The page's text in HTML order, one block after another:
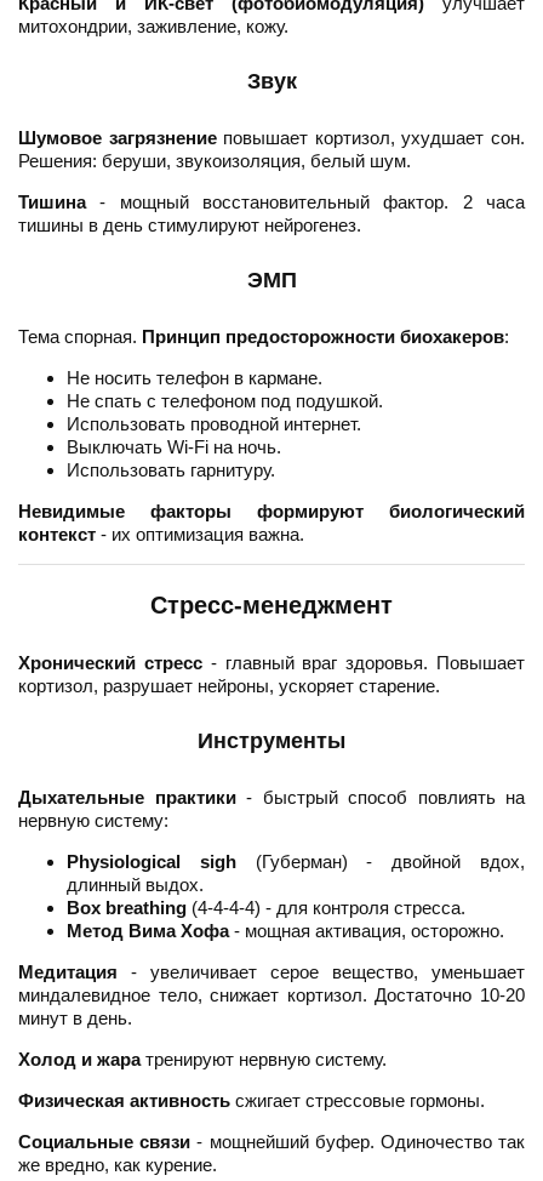
митохондрии, заживление, кожу.
Звук
Шумовое загрязнениеповышает кортизол, ухудшает сон.
Решения: беруши, звукоизоляция, белый шум.
Тишина- мощный восстановительный фактор. 2 часа
тишины в день стимулируют нейрогенез.
ЭМП
Тема спорная. Принцип предосторожности биохакеров:
Не носить телефон в кармане.
Не спать с телефоном под подушкой.
Использовать проводной интернет.
Выключать Wi-Fi на ночь.
Использовать гарнитуру.
Невидимые факторы формируют биологический
контекст - их оптимизация важна.
Стресс-менеджмент
Хронический стресс- главный враг здоровья. Повышает
кортизол, разрушает нейроны, ускоряет старение.
Инструменты
Дыхательные практики- быстрый способ повлиять на
нервную систему:
Physiological sigh(Губерман) - двойной вдох,
длинный выдох.
Box breathing (4-4-4-4) - для контроля стресса.
Метод Вима Хофа- мощная активация, осторожно.
Медитация - увеличивает серое вещество, уменьшает
миндалевидное тело, снижает кортизол. Достаточно 10-20
минут в день.
Холод и жаратренируют нервную систему.
Физическая активность сжигает стрессовые гормоны.
Социальные связи - мощнейший буфер. Одиночество так
же вредно, как курение.